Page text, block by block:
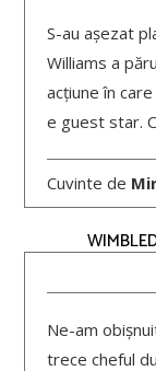
S-au așezat
Williams a
acțiune în
e guest star.
Cuvinte de
Ne-am
trece cheful